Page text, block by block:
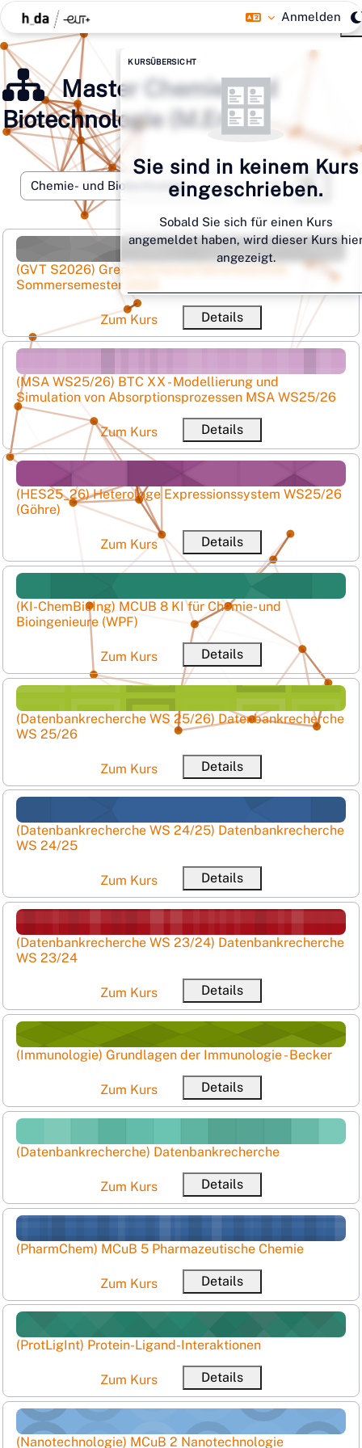
Zum Hauptinhalt
Anmelden
Blöcke
Kursübersicht überspringen
KURSÜBERSICHT
Sie sind in keinem Kurs
eingeschrieben.
Sobald Sie sich für einen Kurs
angemeldet haben, wird dieser Kurs
angezeigt.
Master Chemie- und
Biotechnologie (M.Eng.)
Kursbereiche
(GVT S2026) Grenzflächenverfahrenstechnik
Kursname
(GVT S2026) Grenzflächenverfahrenstechnik
Sommersemester 2026
Zum Kurs Details
(MSA WS25/26) BTC XX - Modellierung und Simulation
Kursname
(MSA WS25/26) BTC XX - Modellierung und
Simulation von Absorptionsprozessen MSA WS25/26
Zum Kurs Details
(HES25_26) Heterologe Expressionssystem WS25/26
Kursname
(HES25_26) Heterologe Expressionssystem WS25/26
(Göhre)
Zum Kurs Details
(KI-ChemBioIng) MCUB 8 KI für Chemie- und
Kursname
(KI-ChemBioIng) MCUB 8 KI für Chemie- und
Bioingenieure (WPF)
Zum Kurs Details
(Datenbankrecherche WS 25/26) Datenbankrecherche
Kursname
(Datenbankrecherche WS 25/26) Datenbankrecherche
WS 25/26
Zum Kurs Details
(Datenbankrecherche WS 24/25) Datenbankrecherche
Kursname
(Datenbankrecherche WS 24/25) Datenbankrecherche
WS 24/25
Zum Kurs Details
(Datenbankrecherche WS 23/24) Datenbankrecherche
Kursname
(Datenbankrecherche WS 23/24) Datenbankrecherche
WS 23/24
Zum Kurs Details
(Immunologie) Grundlagen der Immunologie - Becker
Kursname
(Immunologie) Grundlagen der Immunologie - Becker
Zum Kurs Details
(Datenbankrecherche) Datenbankrecherche
Kursname
(Datenbankrecherche) Datenbankrecherche
Zum Kurs Details
(PharmChem) MCuB 5 Pharmazeutische Chemie
Kursname
(PharmChem) MCuB 5 Pharmazeutische Chemie
Zum Kurs Details
(ProtLigInt) Protein-Ligand-Interaktionen
Kurzer Kursname
Kursname
(ProtLigInt) Protein-Ligand-Interaktionen
Zum Kurs Details
(Nanotechnologie) MCuB 2 Nanotechnologie
Kursname
(Nanotechnologie) MCuB 2 Nanotechnologie